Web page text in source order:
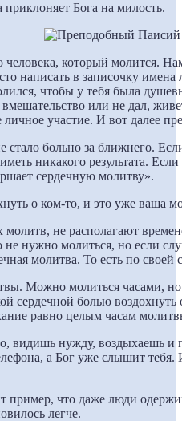
Бога на милость.
человека, который молится.
написать в записочку имена
чтобы у тебя была
вмешательство или не дал,
участие. И вот далее
стало больно за ближнего.
никакого результата.
сердечную молитву».
о ком-то, и это уже ваша
молитв, не располагают
нужно молиться, но если
молитва. То есть по
Можно молиться часами,
сердечной болью
равно целым часам
видишь нужду, воздыхаешь и
а Бог уже слышит
пример, что даже люди
легче.